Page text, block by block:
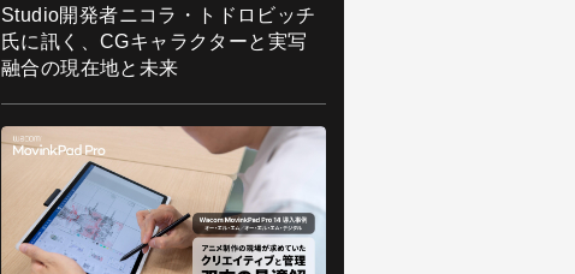
Studio開発者ニコラ・トドロビッチ
氏に訊く、CGキャラクターと実写
融合の現在地と未来